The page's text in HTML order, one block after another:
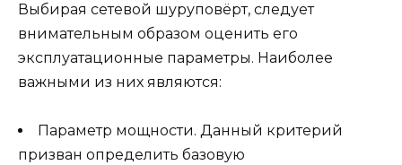
Выбирая сетевой шуруповёрт, следует
внимательным образом оценить его
эксплуатационные параметры. Наиболее
важными из них являются:
Параметр мощности. Данный критерий
призван определить базовую